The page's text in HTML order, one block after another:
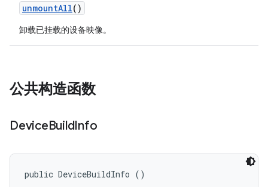
unmountAll()
卸载已挂载的设备映像。
公共构造函数
DeviceBuildInfo
public DeviceBuildInfo ()